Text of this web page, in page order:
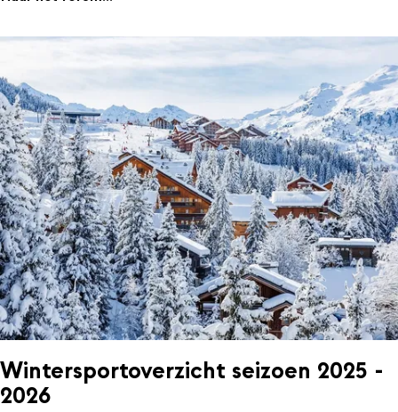
Wintersportoverzicht seizoen 2025 -
2026